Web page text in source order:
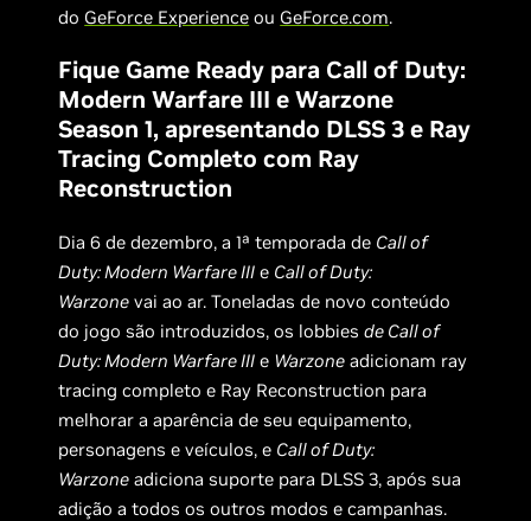
do GeForce Experience ou GeForce.com.
Fique Game Ready para Call of Duty:
Modern Warfare III e Warzone
Season 1, apresentando DLSS 3 e Ray
Tracing Completo com Ray
Reconstruction
Dia 6 de dezembro, a 1ª temporada de Call of
Duty: Modern Warfare III e Call of Duty:
Warzone vai ao ar. Toneladas de novo conteúdo
do jogo são introduzidos, os lobbiesde Call of
Duty: Modern Warfare III e Warzone adicionam ray
tracing completo e Ray Reconstruction para
melhorar a aparência de seu equipamento,
personagens e veículos, e Call of Duty:
Warzone adiciona suporte para DLSS 3, após sua
adição a todos os outros modos e campanhas.